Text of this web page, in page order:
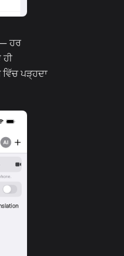
ਹਰ
ਪੜ੍ਹਦਾ